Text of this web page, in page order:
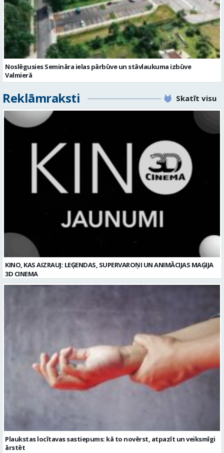
Noslēgusies Semināra ielas pārbūve un stāvlaukuma izbūve
Valmierā
Reklāmraksti Skatīt visu
KINO, KAS AIZRAUJ: LEĢENDAS, SUPERVAROŅI UN ANIMĀCIJAS MAĢIJA
3D CINEMA
Plaukstas locītavas sastiepums: kā to novērst, atpazīt un veiksmīgi
ārstēt